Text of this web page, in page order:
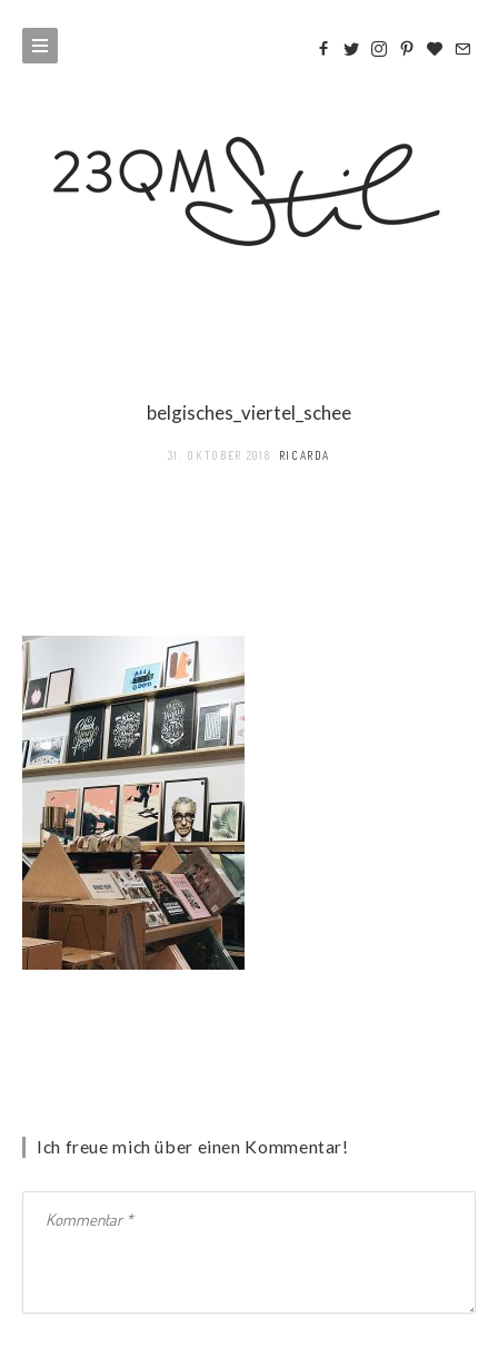
belgisches_viertel_schee
31. OKTOBER 2018 RICARDA
Ich freue mich über einen Kommentar!